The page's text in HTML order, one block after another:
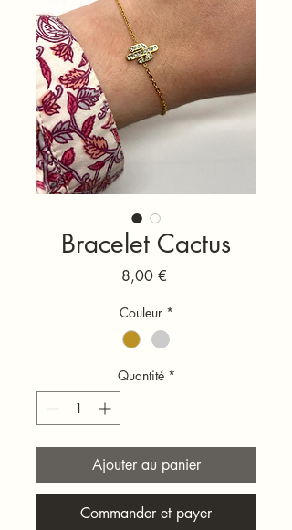
Bracelet Cactus
8,00 €Prix
Couleur *
Quantité *
Ajouter au panier
Commander et payer